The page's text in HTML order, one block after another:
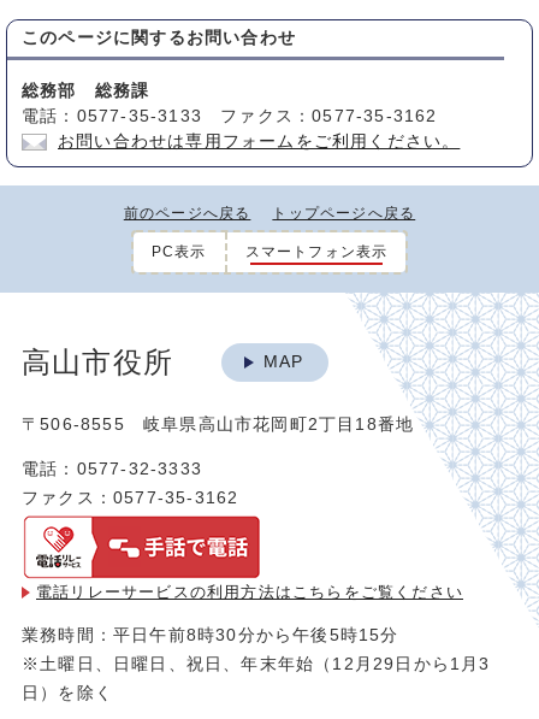
このページに関する お問い合わせ
総務部 総務課
電話：0577-35-3133 ファクス：0577-35-3162
お問い合わせは専用フォームをご利用ください。
前のページへ戻る トップページへ戻る
PC表示 スマートフォン表示
高山市役所 MAP
〒506-8555 岐阜県高山市花岡町2丁目18番地
電話：0577-32-3333
ファクス：0577-35-3162
電話リレーサービスの利用方法は こちらをご覧ください
業務時間：平日午前8時30分から午後5時15分
※土曜日、日曜日、祝日、年末年始（12月29日から1月3
日）を除く